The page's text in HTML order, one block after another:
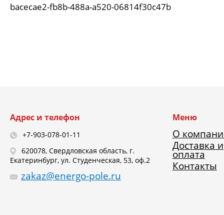
bacecae2-fb8b-488a-a520-06814f30c47b
Адрес и телефон
+7-903-078-01-11
620078, Свердловская область, г.
Екатеринбург, ул. Студенческая, 53, оф.2
zakaz@energo-pole.ru
Меню
О
Доставка и
оплата
Контакты